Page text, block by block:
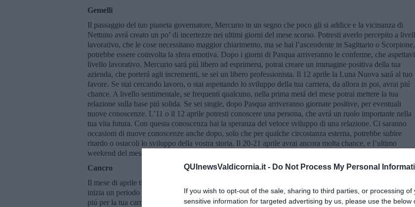
QUInewsValdicornia.it - Do Not Process My Personal
If you wish to opt-out of the sale, sharing to third parties, or processing of
sensitive information for targeted advertising by us, please use the below
Gemelli
Il passaggio del tuo pianeta governatore, Mercurio in un segno che poco gli si addice e la vicinanza di
Nettuno avrá creato un po’ di incertezze nei ultimi giorni del mese scorso. Potresti averlo percepito a
lavorativo, che le cose necessitano maggior chiarimento, ma se hai l’ascendente in Sagittario o Scorpione,
potrebbe essere coinvolta la sfera emotiva. Dopo i giorni di Pasqua arriveranno le conferme, che
livello lavorativo. Mercurio sará piú libero ad esprimersi, potrai creare un immagine positiva della tua
azienda, che porterá agli incrementi, se sei un libero professionista. Il 12 aprile la Luna Nuova sará al tuo
favore. Se stai cercando lavoro, o stai aspettando lo sviluppo della tua carriera, da allora in poi, avrai piú
chance. A livello sentimentale, se frequenti qualcuno, nella prima metá del mese potrai mettere la tua
relazione sulla base piú solida. Se sei single, dopo Pasqua arriveranno giornate positive, per eventuali
nuove conoscenze. L’11 o il 12 aprile potresti conoscere una persona, che avrá un ruolo importante nella
tua vita futura. Con questa conoscenza hai la speranza del veloce sviluppo di una relazione. Ci saranno
occasioni di nuove conoscenze anche dopo, solo che per qualche circostanza esterna, potrebbe subire
ritardo o ostacoli lo sviluppo della vostra storia. Il 20-21 aprile avrai ancora molta chance, e l’ultimo
weekend del mese.
Cancro
Il mese di aprile ti dovrebbe dare le certezze che speravi da tempo, nel campo lavorativo. Dopo Pasqua
inizia un periodo migliore, poco prima della metá del mese potresti avere una possibilitá professionale in
piú per la tua carriera. Se stai cercando un lavoro, potrebbe arrivare quello giusto. É molto probabile che